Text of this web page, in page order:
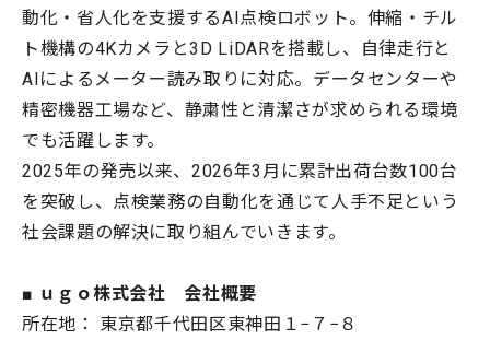
動化・省人化を支援するAI点検ロボット。伸縮・チル
ト機構の4Kカメラと3D LiDARを搭載し、自律走行と
AIによるメーター読み取りに対応。データセンターや
精密機器工場など、静粛性と清潔さが求められる環境
でも活躍します。
2025年の発売以来、2026年3月に累計出荷台数100台
を突破し、点検業務の自動化を通じて人手不足という
社会課題の解決に取り組んでいきます。
■ ｕｇｏ株式会社 会社概要
所在地： 東京都千代田区東神田１−７−８